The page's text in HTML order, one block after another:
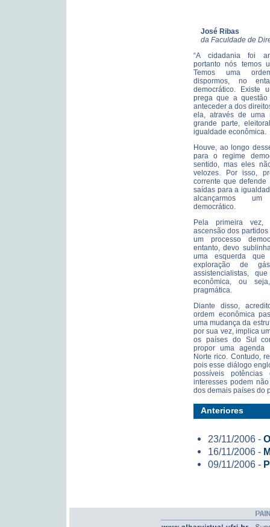
José Ribas
da Faculdade de
“A cidadania foi
portanto nós temos
Temos uma
dispormos, no
democrático. Existe
prega que a
anteceder a dos
ela, através de uma
grande parte,
igualdade econômica.
Houve, ao longo
para o regime
sentido, mas eles
velozes. Por isso,
corrente que defende
saídas para a
alcançarmos
democrático.
Pela primeira vez,
ascensão dos
um processo
entanto, devo
uma esquerda que
exploração de
assistencialistas,
econômica, ou
pragmática.
Diante disso,
ordem econômica
uma mudança da
por sua vez, implica
os países do Sul
propor uma
Norte rico. Contudo,
pois esse diálogo
possíveis
interesses podem
dos demais países do
Anteriores
23/11/2006 -
16/11/2006 -
09/11/2006 -